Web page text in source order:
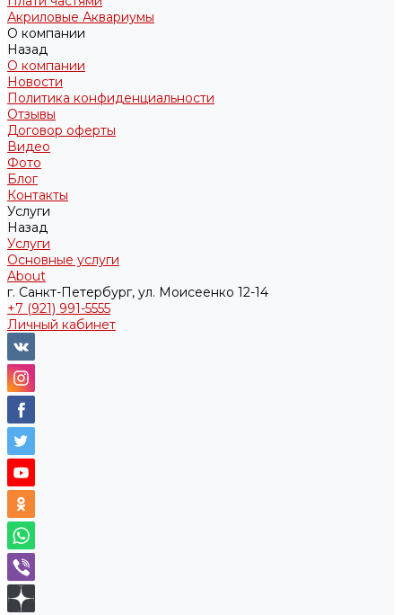
Акриловые Аквариумы
О компании
Назад
О компании
Новости
Политика конфиденциальности
Отзывы
Договор оферты
Видео
Фото
Блог
Контакты
Услуги
Назад
Услуги
Основные услуги
About
г. Санкт-Петербург, ул. Моисеенко 12-14
+7 (921) 991-5555
Личный кабинет